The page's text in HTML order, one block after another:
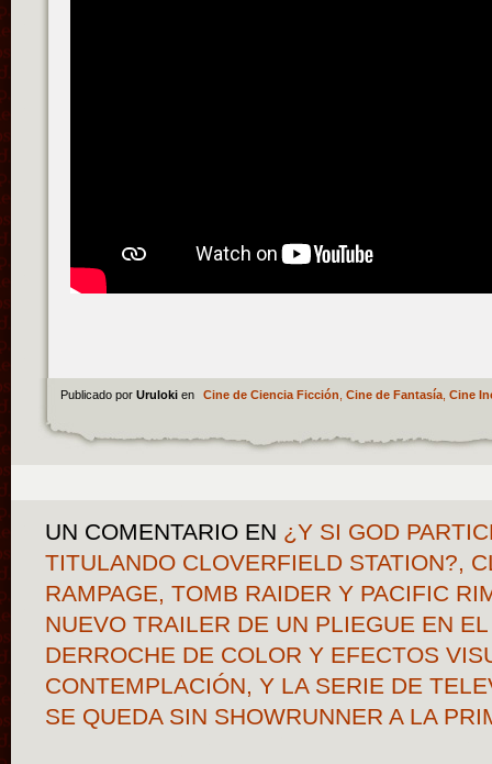
Publicado por Uruloki en Cine de Ciencia Ficción Cine de Fantasía, Cine
UN COMENTARIO EN ¿Y SI GOD
TITULANDO CLOVERFIELD STATION?,
RAMPAGE, TOMB RAIDER Y PACIFIC
NUEVO TRAILER DE UN PLIEGUE EN
DERROCHE DE COLOR Y EFECTOS
CONTEMPLACIÓN, Y LA SERIE DE
SE QUEDA SIN SHOWRUNNER A LA